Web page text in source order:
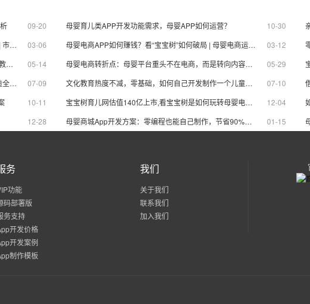
手机应用软件，让您尽情享受舌尖
主题，主要页面有：家装设计、家
09-20 母婴育儿类APP开发功能需求，母婴APP如何运营？ 10-30
母婴店生意怎么做？如何利用好母婴类APP瞄准人群？| 市场分析
03-06 母婴电商APP如何赚钱？看“宝宝树”如何破局 | 母婴电商运营模式 03-12
儿童教育APP：不用敲代码，制作学习和生活两不误的教育APP_附模板
05-14 母婴电商转折点：母婴平台重头不在电商，而是转向内容和社群？ 05-29
母婴行业解决方案：免编程，利用APP+小程序+H5打造全新的母婴平台
07-09 文化教育热度不减，零基础，如何自己开发制作一个儿童教育APP 07-10
10-11 宝宝树育儿网估值140亿上市,看宝宝树是如何玩转母婴电商平台运营 12-04
12-28 母婴商城App开发方案：零编程也能自己制作，节省90%成本 01-15
务
功能
码部署版
务支持
开发价格
开发案例
制作模板
我们
关于我们
联系我们
加入我们